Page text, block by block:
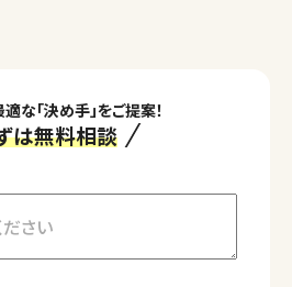
な「決め手」をご提案！
は無料相談